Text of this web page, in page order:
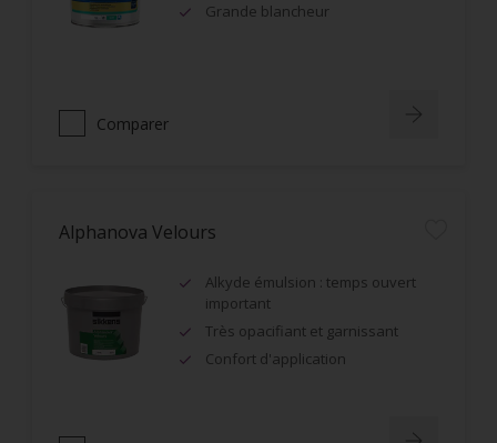
Grande blancheur
Comparer
Alphanova Velours
Alkyde émulsion : temps ouvert
important
Très opacifiant et garnissant
Confort d'application